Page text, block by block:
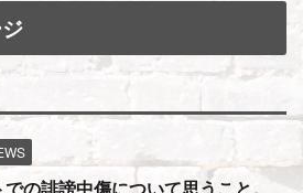
での誹謗中傷について思うこと。